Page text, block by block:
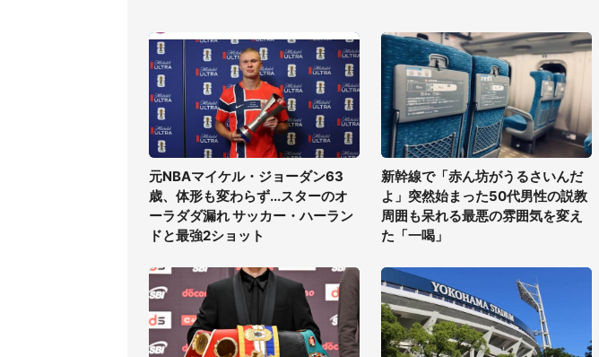
元NBAマイケル・ジョーダン63
歳、体形も変わらず...スターのオ
ーラダダ漏れ サッカー・ハーラン
ドと最強2ショット
新幹線で「赤ん坊がうるさいんだ
よ」突然始まった50代男性の説教
周囲も呆れる最悪の雰囲気を変え
た「一喝」